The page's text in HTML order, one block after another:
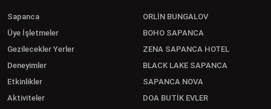
Sapanca
Üye İşletmeler
Gezilecekler Yerler
Deneyimler
Etkinlikler
Aktiviteler
ORLİN BUNGALOV
BOHO SAPANCA
ZENA SAPANCA HOTEL
BLACK LAKE SAPANCA
SAPANCA NOVA
DOA BUTİK EVLER